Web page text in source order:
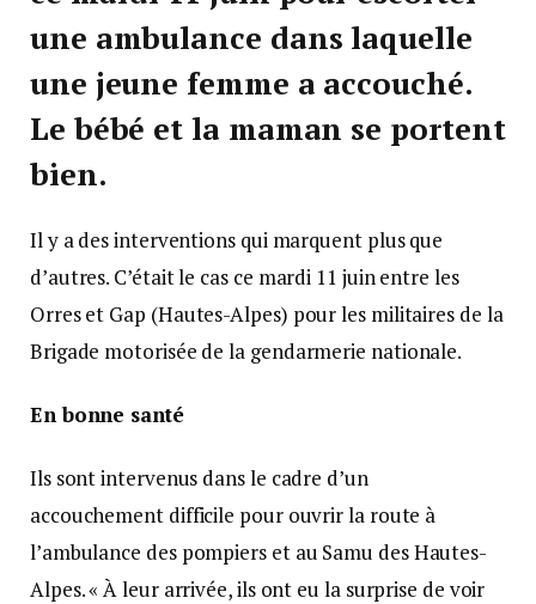
une ambulance dans laquelle
une jeune femme a accouché.
Le bébé et la maman se portent
bien.
Il y a des interventions qui marquent plus que
d’autres. C’était le cas ce mardi 11 juin entre les
Orres et Gap (Hautes-Alpes) pour les militaires de la
Brigade motorisée de la gendarmerie nationale.
En bonne santé
Ils sont intervenus dans le cadre d’un
accouchement difficile pour ouvrir la route à
l’ambulance des pompiers et au Samu des Hautes-
Alpes. « À leur arrivée, ils ont eu la surprise de voir